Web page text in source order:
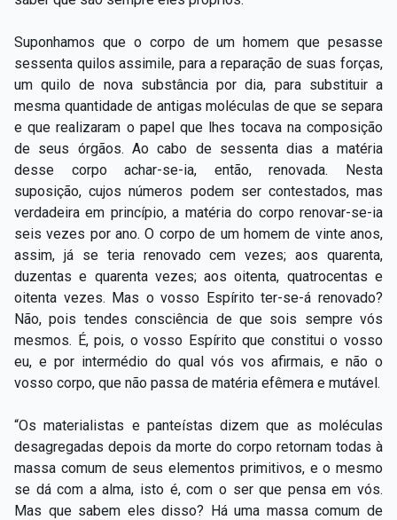
Suponhamos que o corpo de um homem que pesasse
sessenta quilos assimile, para a reparação de suas forças,
um quilo de nova substância por dia, para substituir a
mesma quantidade de antigas moléculas de que se separa
e que realizaram o papel que lhes tocava na composição
de seus órgãos. Ao cabo de sessenta dias a matéria
desse corpo achar-se-ia, então, renovada. Nesta
suposição, cujos números podem ser contestados, mas
verdadeira em princípio, a matéria do corpo renovar-se-ia
seis vezes por ano. O corpo de um homem de vinte anos,
assim, já se teria renovado cem vezes; aos quarenta,
duzentas e quarenta vezes; aos oitenta, quatrocentas e
oitenta vezes. Mas o vosso Espírito ter-se-á renovado?
Não, pois tendes consciência de que sois sempre vós
mesmos. É, pois, o vosso Espírito que constitui o vosso
eu, e por intermédio do qual vós vos afirmais, e não o
vosso corpo, que não passa de matéria efêmera e mutável.
“Os materialistas e panteístas dizem que as moléculas
desagregadas depois da morte do corpo retornam todas à
massa comum de seus elementos primitivos, e o mesmo
se dá com a alma, isto é, com o ser que pensa em vós.
Mas que sabem eles disso? Há uma massa comum de